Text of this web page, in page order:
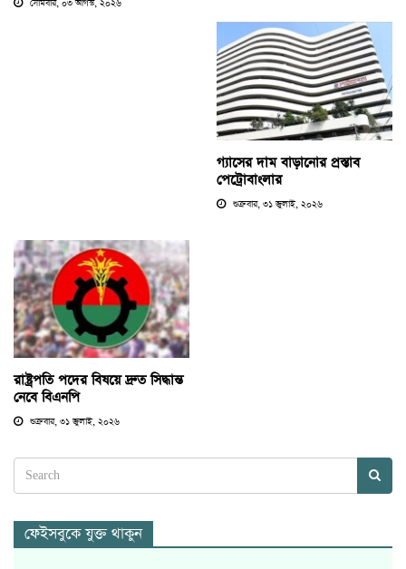
সোমবার, ০৩ আগস্ট, ২০২৬
গ্যাসের দাম বাড়ানোর প্রস্তাব
পেট্রোবাংলার
শুক্রবার, ৩১ জুলাই, ২০২৬
রাষ্ট্রপতি পদের বিষয়ে দ্রুত সিদ্ধান্ত
নেবে বিএনপি
শুক্রবার, ৩১ জুলাই, ২০২৬
ফেইসবুকে যুক্ত থাকুন